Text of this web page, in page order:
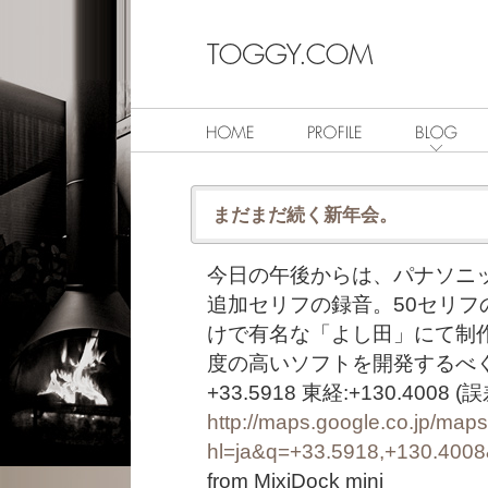
まだまだ続く新年会。
今日の午後からは、パナソニ
追加セリフの録音。50セリ
けで有名な「よし田」にて制
度の高いソフトを開発する
+33.5918 東経:+130.4008 (
http://maps.google.co.jp/
from MixiDock mini